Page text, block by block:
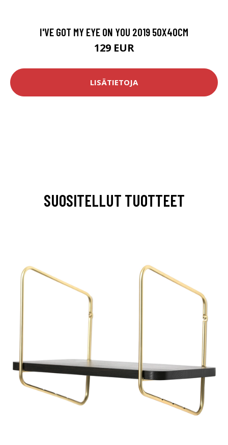
I'VE GOT MY EYE ON YOU 2019 50X40CM
129 EUR
LISÄTIETOJA
SUOSITELLUT TUOTTEET